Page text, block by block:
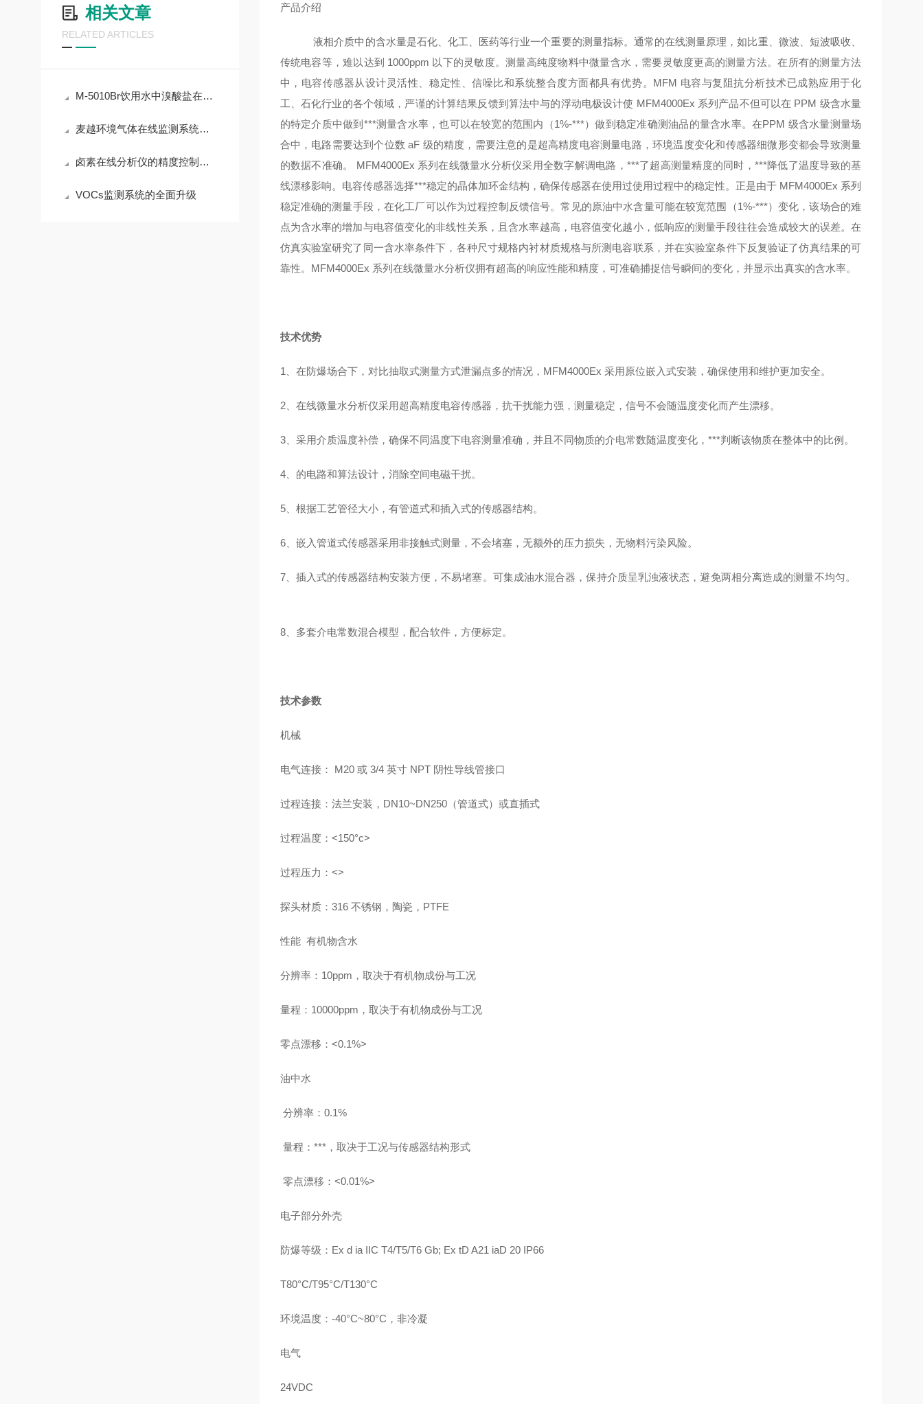
相关文章
RELATED ARTICLES
M-5010Br饮用水中溴酸盐在线分析仪 ppb级低浓度监测
麦越环境气体在线监测系统运维 烟气监测系统运维第三方公司
卤素在线分析仪的精度控制与稳定性提升策略
VOCs监测系统的全面升级
产品介绍
液相介质中的含水量是石化、化工、医药等行业一个重要的测量指标。通常的在线测量原理，如比重、微波、短波吸收、
传统电容等，难以达到 1000ppm 以下的灵敏度。测量高纯度物料中微量含水，需要灵敏度更高的测量方法。在所有的测量方法
中，电容传感器从设计灵活性、稳定性、信噪比和系统整合度方面都具有优势。MFM 电容与复阻抗分析技术已成熟应用于化
工、石化行业的各个领域，严谨的计算结果反馈到算法中与的浮动电极设计使 MFM4000Ex 系列产品不但可以在 PPM 级含水量
的特定介质中做到***测量含水率，也可以在较宽的范围内（1%-***）做到稳定准确测油品的量含水率。在PPM 级含水量测量场
合中，电路需要达到个位数 aF 级的精度，需要注意的是超高精度电容测量电路，环境温度变化和传感器细微形变都会导致测量
的数据不准确。 MFM4000Ex 系列在线微量水分析仪采用全数字解调电路，***了超高测量精度的同时，***降低了温度导致的基
线漂移影响。电容传感器选择***稳定的晶体加环金结构，确保传感器在使用过使用过程中的稳定性。正是由于 MFM4000Ex 系列
稳定准确的测量手段，在化工厂可以作为过程控制反馈信号。常见的原油中水含量可能在较宽范围（1%-***）变化，该场合的难
点为含水率的增加与电容值变化的非线性关系，且含水率越高，电容值变化越小，低响应的测量手段往往会造成较大的误差。在
仿真实验室研究了同一含水率条件下，各种尺寸规格内衬材质规格与所测电容联系，并在实验室条件下反复验证了仿真结果的可
靠性。MFM4000Ex 系列在线微量水分析仪拥有超高的响应性能和精度，可准确捕捉信号瞬间的变化，并显示出真实的含水率。
技术优势
1、在防爆场合下，对比抽取式测量方式泄漏点多的情况，MFM4000Ex 采用原位嵌入式安装，确保使用和维护更加安全。
2、在线微量水分析仪采用超高精度电容传感器，抗干扰能力强，测量稳定，信号不会随温度变化而产生漂移。
3、采用介质温度补偿，确保不同温度下电容测量准确，并且不同物质的介电常数随温度变化，***判断该物质在整体中的比例。
4、的电路和算法设计，消除空间电磁干扰。
5、根据工艺管径大小，有管道式和插入式的传感器结构。
6、嵌入管道式传感器采用非接触式测量，不会堵塞，无额外的压力损失，无物料污染风险。
7、插入式的传感器结构安装方便，不易堵塞。可集成油水混合器，保持介质呈乳浊液状态，避免两相分离造成的测量不均匀。
8、多套介电常数混合模型，配合软件，方便标定。
技术参数
机械
电气连接： M20 或 3/4 英寸 NPT 阴性导线管接口
过程连接：法兰安装，DN10~DN250（管道式）或直插式
过程温度：<150°c>
过程压力：<>
探头材质：316 不锈钢，陶瓷，PTFE
性能 有机物含水
分辨率：10ppm，取决于有机物成份与工况
量程：10000ppm，取决于有机物成份与工况
零点漂移：<0.1%>
油中水
分辨率：0.1%
量程：***，取决于工况与传感器结构形式
零点漂移：<0.01%>
电子部分外壳
防爆等级：Ex d ia IIC T4/T5/T6 Gb; Ex tD A21 iaD 20 IP66
T80°C/T95°C/T130°C
环境温度：-40°C~80°C，非冷凝
电气
24VDC